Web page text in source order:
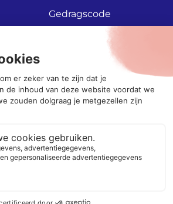
Gedragscode